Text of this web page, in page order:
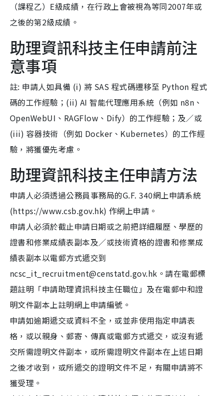
（課程乙）E級成績，在行政上會被視為等同2007年或
之後的第2級成績。
助理資訊科技主任申請前注
意事項
註: 申請人如具備 (i) 將 SAS 程式碼遷移至 Python 程式
碼的工作經驗；(ii) AI 智能代理應用系統（例如 n8n、
OpenWebUI、RAGFlow、Dify）的工作經驗；及／或
(iii) 容器技術（例如 Docker、Kubernetes）的工作經
驗，將獲優先考慮。
助理資訊科技主任申請方法
申請人必須透過公務員事務局的G.F. 340網上申請系統
(https://www.csb.gov.hk) 作網上申請。
申請人必須於截止申請日期或之前把詳細履歷、學歷的
證書和修業成績表副本及／或技術資格的證書和修業成
績表副本以電郵方式遞交到
ncsc_it_recruitment@censtatd.gov.hk。請在電郵標
題註明「申請助理資訊科技主任職位」及在電郵中和證
明文件副本上註明網上申請編號。
申請如逾期遞交或資料不全，或並非使用指定申請表
格，或以親身、郵寄、傳真或電郵方式遞交，或沒有遞
交所需證明文件副本，或所需證明文件副本在上述日期
之後才收到，或所遞交的證明文件不足，有關申請將不
獲受理。